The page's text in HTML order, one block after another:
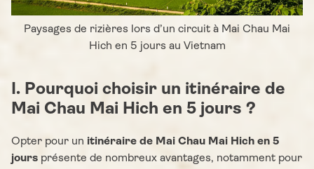
Paysages de rizières lors d’un circuit à Mai Chau Mai
Hich en 5 jours au Vietnam
I. Pourquoi choisir un itinéraire de
Mai Chau Mai Hich en 5 jours ?
Opter pour un itinéraire de Mai Chau Mai Hich en 5
jours présente de nombreux avantages, notamment pour